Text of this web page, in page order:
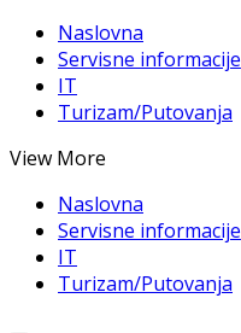
Naslovna
Servisne informacije
IT
Turizam/Putovanja
View More
Naslovna
Servisne informacije
IT
Turizam/Putovanja